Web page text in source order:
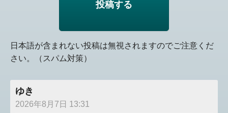
日本語が含まれない投稿は無視されますのでご注意くだ
さい。（スパム対策）
ゆき
2026年8月7日 13:31